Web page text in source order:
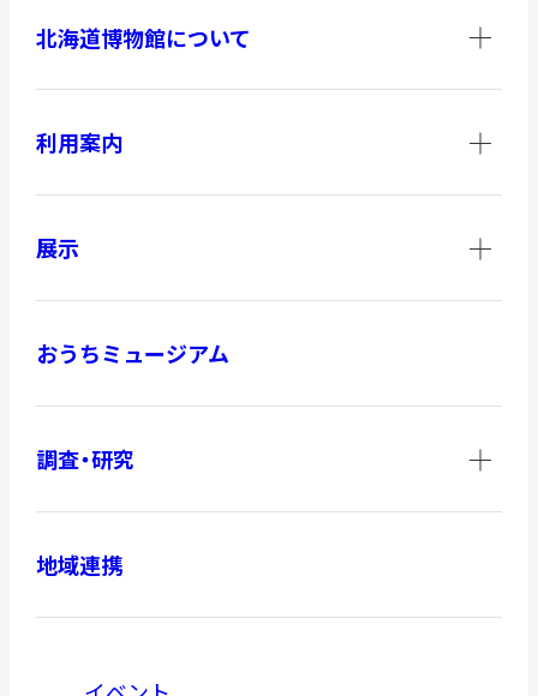
北海道博物館について
利用案内
展示
おうちミュージアム
調査・研究
地域連携